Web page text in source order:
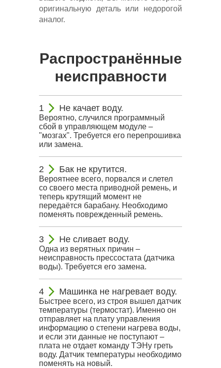
оригинальную деталь или недорогой
аналог.
Распространённые
неисправности
Не качает воду.
Вероятно, случился программный
сбой в управляющем модуле –
"мозгах". Требуется его перепрошивка
или замена.
Бак не крутится.
Вероятнее всего, порвался и слетел
со своего места приводной ремень, и
теперь крутящий момент не
передаётся барабану. Необходимо
поменять поврежденный ремень.
Не сливает воду.
Одна из верятных причин –
неисправность прессостата (датчика
воды). Требуется его замена.
Машинка не нагревает воду.
Быстрее всего, из строя вышел датчик
температуры (термостат). Именно он
отправляет на плату управления
информацию о степени нагрева воды,
и если эти данные не поступают –
плата не отдает команду ТЭНу греть
воду. Датчик температуры необходимо
поменять на новый.